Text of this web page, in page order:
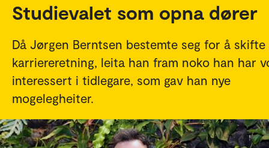
Studievalet som opna dører
Då Jørgen Berntsen bestemte seg for å skifte
karriereretning, leita han fram noko han har
interessert i tidlegare, som gav han nye
mogelegheiter.